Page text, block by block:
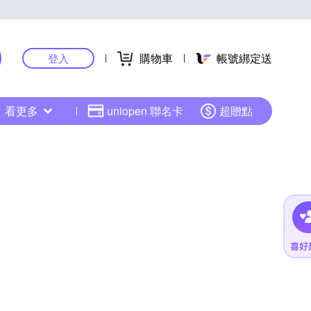
登入 購物車 帳號綁定送
看更多 uniopen 聯名卡 超贈點